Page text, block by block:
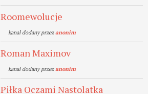
Roomewolucje
kanal dodany przezanonim
Roman Maximov
kanal dodany przezanonim
Piłka Oczami Nastolatka